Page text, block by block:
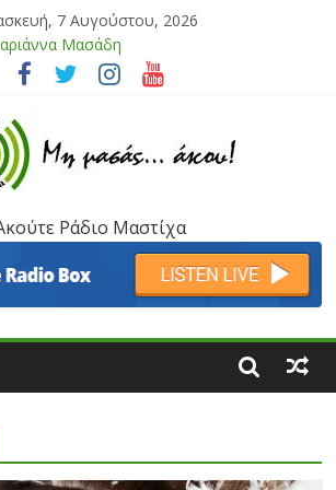
7 Αυγούστου, 2026
Μπρεάζου
Τρυπιάς & Γιώργος Στρατάκης
Αγαπητός
Μασάδη
Ράδιο Μαστίχα